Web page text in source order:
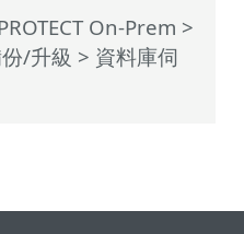
On-Prem >
/升級 > 資料庫伺